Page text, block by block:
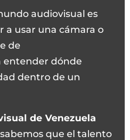
audiovisual es
a usar una cámara o
de
entender dónde
dentro de un
de Venezuela
sabemos que el talento